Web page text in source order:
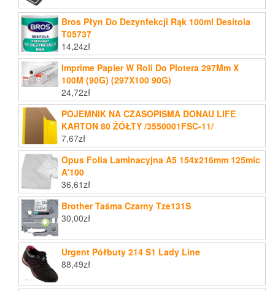
Bros Płyn Do Dezynfekcji Rąk 100ml Desitola
T05737
14,24zł
Imprime Papier W Roli Do Plotera 297Mm X
100M (90G) (297X100 90G)
24,72zł
POJEMNIK NA CZASOPISMA DONAU LIFE
KARTON 80 ŻÓŁTY /3550001FSC-11/
7,67zł
Opus Folia Laminacyjna A5 154x216mm 125mic
A'100
36,61zł
Brother Taśma Czarny Tze131S
30,00zł
Urgent Półbuty 214 S1 Lady Line
88,49zł